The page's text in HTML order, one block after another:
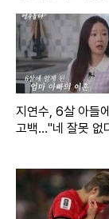
던 10년 동안 알
은 천명훈의 고
그러자 천명훈은
지는 장면에서 화
대에게 향했고,
지연수, 6살 아들
고백…"네 잘못 없